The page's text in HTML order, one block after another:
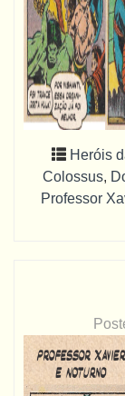
Heróis
Colossus,
Professor